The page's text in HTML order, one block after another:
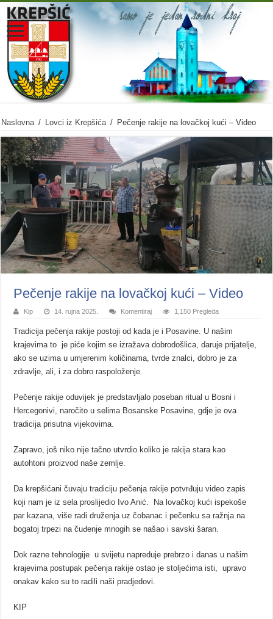
Naslovna / Lovci iz Krepšića / Pečenje rakije na lovačkoj kući – Video
Pečenje rakije na lovačkoj kući – Video
Kip 14. rujna 2025. Komentiraj 1,150 Pregleda
Tradicija pečenja rakije postoji od kada je i Posavine. U našim
krajevima to je piće kojim se izražava dobrodošlica, daruje prijatelje,
ako se uzima u umjerenim količinama, tvrde znalci, dobro je za
zdravlje, ali, i za dobro raspoloženje.
Pečenje rakije oduvijek je predstavljalo poseban ritual u Bosni i
Hercegonivi, naročito u selima Bosanske Posavine, gdje je ova
tradicija prisutna vijekovima.
Zapravo, još niko nije tačno utvrdio koliko je rakija stara kao
autohtoni proizvod naše zemlje.
Da krepšićani čuvaju tradiciju pečenja rakije potvrđuju video zapis
koji nam je iz sela proslijedio Ivo Anić. Na lovačkoj kući ispekoše
par kazana, više radi druženja uz čobanac i pečenku sa ražnja na
bogatoj trpezi na čuđenje mnogih se našao i savski šaran.
Dok razne tehnologije u svijetu napreduje prebrzo i danas u našim
krajevima postupak pečenja rakije ostao je stoljećima isti, upravo
onakav kako su to radili naši pradjedovi.
KIP